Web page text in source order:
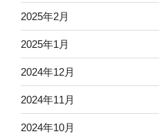
2025年2月
2025年1月
2024年12月
2024年11月
2024年10月